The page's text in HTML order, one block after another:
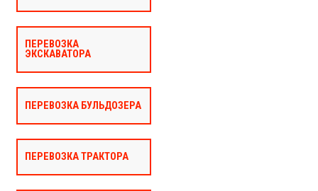
ПЕРЕВОЗКА
ЭКСКАВАТОРА
ПЕРЕВОЗКА БУЛЬДОЗЕРА
ПЕРЕВОЗКА ТРАКТОРА